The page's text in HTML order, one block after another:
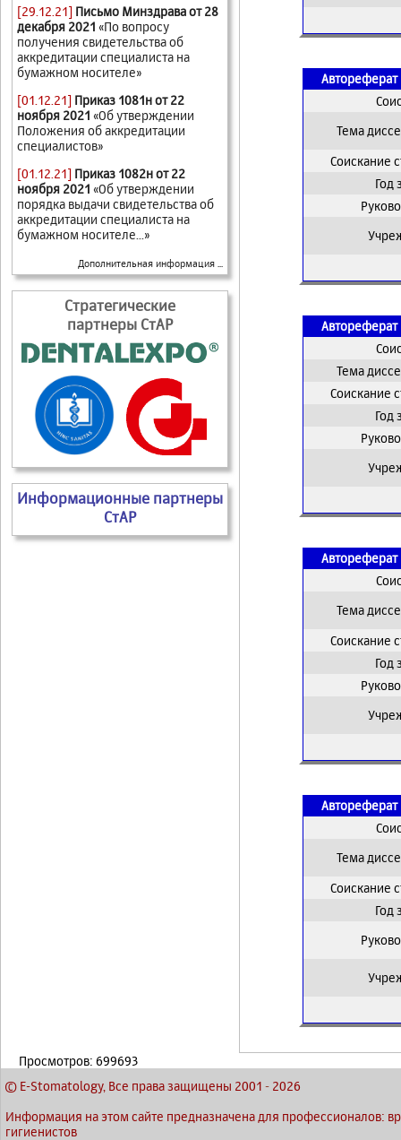
[29.12.21] Письмо Минздрава от 28
декабря 2021 «По вопросу
получения свидетельства об
аккредитации специалиста на
бумажном носителе»
[01.12.21] Приказ 1081н от 22
ноября 2021 «Об утверждении
Положения об аккредитации
специалистов»
[01.12.21] Приказ 1082н от 22
ноября 2021 «Об утверждении
порядка выдачи свидетельства об
аккредитации специалиста на
бумажном носителе...»
Дополнительная информация ...
Стратегические
партнеры СтАР
Информационные партнеры
СтАР
Автореферат
Тема
Соискание
Год
Автореферат
Тема
Соискание
Год
Автореферат
Тема
Соискание
Год
Автореферат
Тема
Соискание
Год
Просмотров: 699693
© E-Stomatology, Все права защищены 2001 - 2026
Информация на этом сайте предназначена для профессионалов:
гигиенистов